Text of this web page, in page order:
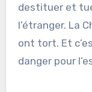
destituer et
l’étranger. La
ont tort. Et
danger pour